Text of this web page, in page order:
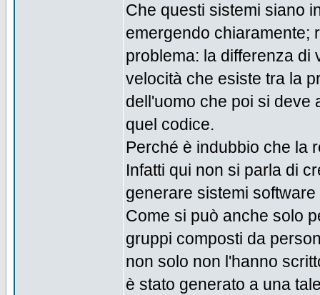
Che questi sistemi siano
emergendo chiaramente;
problema: la differenza di
velocità che esiste tra la
dell'uomo che poi si deve
quel codice.
Perché è indubbio che la
Infatti qui non si parla di
generare sistemi
Come si può anche solo
gruppi composti da
non solo non l'hanno
è stato generato a una